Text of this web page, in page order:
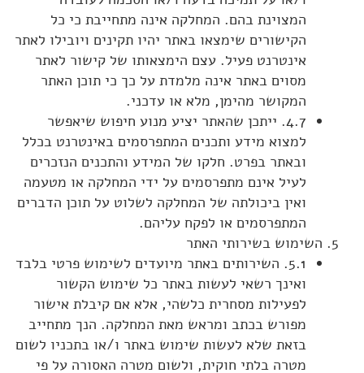
המצוינת בהם. המחלקה אינה מתחייבת כי כל
הקישורים שימצאו באתר יהיו תקינים ויובילו לאתר
אינטרנט פעיל. עצם הימצאותו של קישור לאתר
מסוים באתר אינה מלמדת על כך כי תוכן האתר
המקושר מהימן, מלא או עדכני.
4.7. ייתכן שהאתר יציע מנוע חיפוש שיאפשר
למצוא מידע ותכנים המתפרסמים באינטרנט בכלל
ובאתר בפרט. חלקו של המידע והתכנים הנזכרים
לעיל אינם מתפרסמים על ידי המחלקה או מטעמה
ואין ביכולתה של המחלקה לשלוט על תוכן הדברים
המתפרסמים או לפקח עליהם.
השימוש בשירותי האתר
5.1. השירותים באתר מיועדים לשימוש פרטי בלבד
ואינך רשאי לעשות באתר כל שימוש הקשור
לפעילות מסחרית כלשהי, אלא אם קיבלת אישור
מפורש בכתב ומראש מאת המחלקה. הנך מתחייב
בזאת שלא לעשות שימוש באתר ו/או בתכניו לשום
מטרה בלתי חוקית, ולשום מטרה האסורה על פי